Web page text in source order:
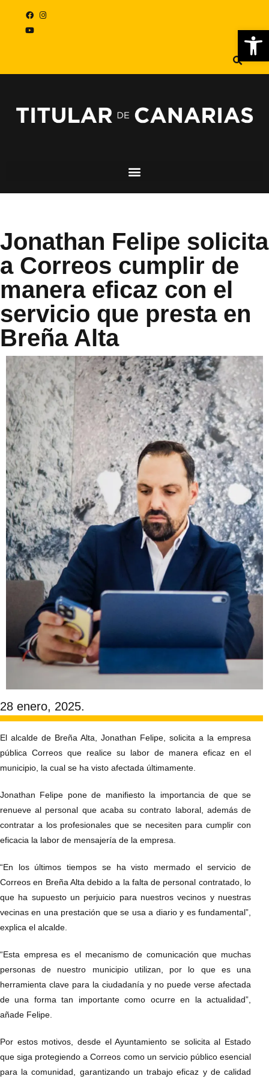
Jonathan Felipe solicita
a Correos cumplir de
manera eficaz con el
servicio que presta en
Breña Alta
28 enero, 2025.
El alcalde de Breña Alta, Jonathan Felipe, solicita a la empresa
pública Correos que realice su labor de manera eficaz en el
municipio, la cual se ha visto afectada últimamente.
Jonathan Felipe pone de manifiesto la importancia de que se
renueve al personal que acaba su contrato laboral, además de
contratar a los profesionales que se necesiten para cumplir con
eficacia la labor de mensajería de la empresa.
“En los últimos tiempos se ha visto mermado el servicio de
Correos en Breña Alta debido a la falta de personal contratado, lo
que ha supuesto un perjuicio para nuestros vecinos y nuestras
vecinas en una prestación que se usa a diario y es fundamental”,
explica el alcalde.
“Esta empresa es el mecanismo de comunicación que muchas
personas de nuestro municipio utilizan, por lo que es una
herramienta clave para la ciudadanía y no puede verse afectada
de una forma tan importante como ocurre en la actualidad”,
añade Felipe.
Por estos motivos, desde el Ayuntamiento se solicita al Estado
que siga protegiendo a Correos como un servicio público esencial
para la comunidad, garantizando un trabajo eficaz y de calidad